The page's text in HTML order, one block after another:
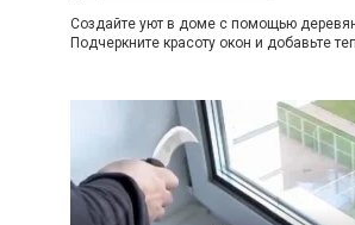
Создайте уют в доме с помощью
Подчеркните красоту окон и добавьте